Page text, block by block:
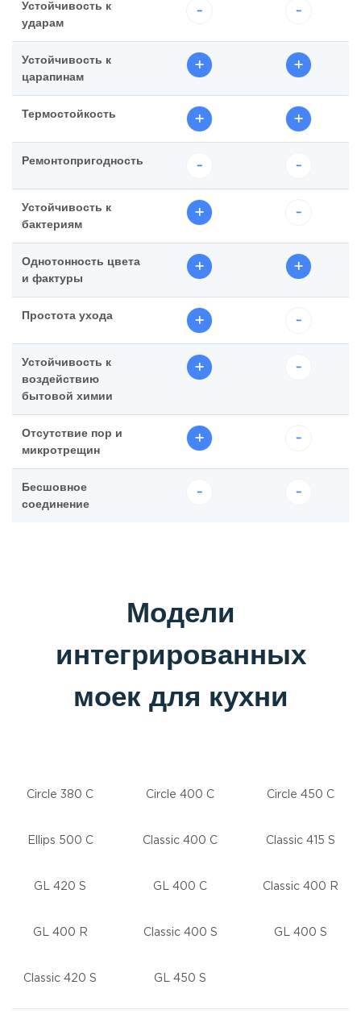
Устойчивость к
ударам
Устойчивость к
царапинам
Термостойкость
Ремонтопригодность
Устойчивость к
бактериям
Однотонность цвета
и фактуры
Простота ухода
Устойчивость к
воздействию
бытовой химии
Отсутствие пор и
микротрещин
Бесшовное
соединение
Модели
интегрированных
моек для кухни
Circle 380 C Circle 400 C Circle 450 C
Ellips 500 C Classic 400 C Classic 415 S
GL 420 S GL 400 C Classic 400 R
GL 400 R Classic 400 S GL 400 S
Classic 420 S GL 450 S